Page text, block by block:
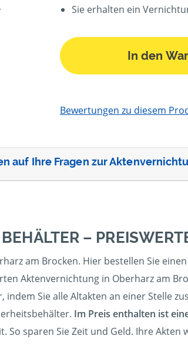
Sie erhalten ein
In den
Bewertungen zu diesem
auf Ihre Fragen zur
–
am Brocken. Hier bestellen Sie
Aktenvernichtung in Oberharz am
Sie alle Altakten an einer Stelle
Im Preis enthalten ist
sparen Sie Zeit und Geld. Ihre Akten